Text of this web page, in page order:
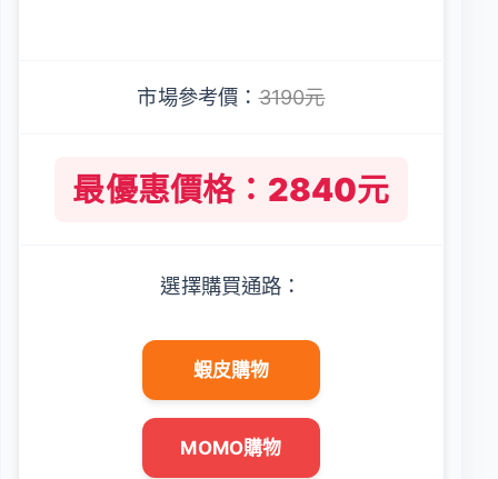
市場參考價：3190元
最優惠價格：2840元
選擇購買通路：
蝦皮購物
MOMO購物